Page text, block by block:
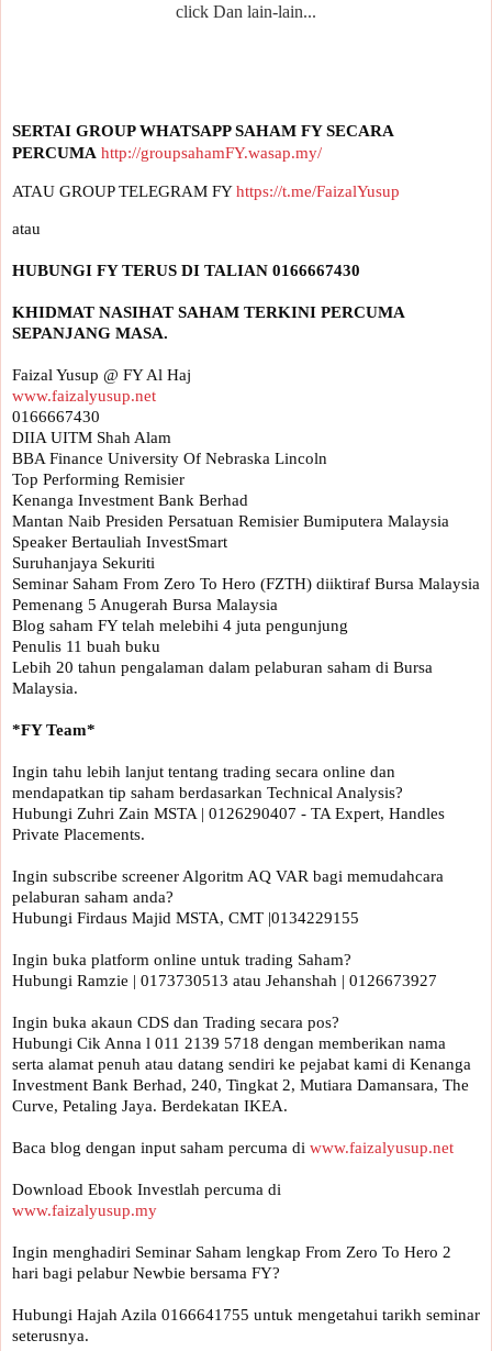
click Dan lain-lain...
SERTAI GROUP WHATSAPP SAHAM FY SECARA
PERCUMA http://groupsahamFY.wasap.my/
ATAU GROUP TELEGRAM FY https://t.me/FaizalYusup
KHIDMAT NASIHAT SAHAM TERKINI PERCUMA
www.faizalyusup.net
0166667430
DIIA UITM Shah Alam
BBA Finance University Of Nebraska Lincoln
Top Performing Remisier
Kenanga Investment Bank Berhad
Mantan Naib Presiden Persatuan Remisier Bumiputera Malaysia
Speaker Bertauliah InvestSmart
Suruhanjaya Sekuriti
Seminar Saham From Zero To Hero (FZTH) diiktiraf Bursa Malaysia
Pemenang 5 Anugerah Bursa Malaysia
Blog saham FY telah melebihi 4 juta pengunjung
Penulis 11 buah buku
Lebih 20 tahun pengalaman dalam pelaburan saham di Bursa
Malaysia.
Ingin tahu lebih lanjut tentang trading secara online dan
mendapatkan tip saham berdasarkan Technical Analysis?
Hubungi Zuhri Zain MSTA | 0126290407 - TA Expert, Handles
Private Placements.
Ingin subscribe screener Algoritm AQ VAR bagi memudahcara
pelaburan saham anda?
Hubungi Firdaus Majid MSTA, CMT |0134229155
Ingin buka platform online untuk trading Saham?
Hubungi Ramzie | 0173730513 atau Jehanshah | 0126673927
Ingin buka akaun CDS dan Trading secara pos?
Hubungi Cik Anna l 011 2139 5718 dengan memberikan nama
serta alamat penuh atau datang sendiri ke pejabat kami di Kenanga
Investment Bank Berhad, 240, Tingkat 2, Mutiara Damansara, The
Curve, Petaling Jaya. Berdekatan IKEA.
Baca blog dengan input saham percuma di www.faizalyusup.net
www.faizalyusup.my
Ingin menghadiri Seminar Saham lengkap From Zero To Hero 2
Hubungi Hajah Azila 0166641755 untuk mengetahui tarikh seminar
seterusnya.